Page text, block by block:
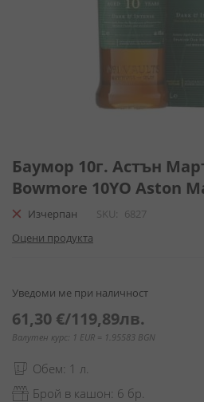
към
началото
на
галерия
снимки
Баумор 10г. Астън
Bowmore 10YO Aston
Изчерпан SKU
6827
Оцени продукта
Уведоми ме при наличност
61,30 €/119,89лв.
Валутен курс: 1 EUR = 1.95583 BGN
Обем: 1 л.
Брой в кашон: 6 бр.